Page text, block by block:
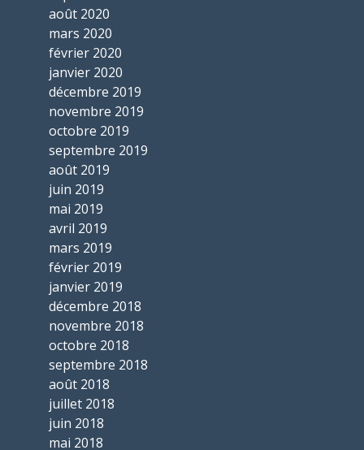
août 2020
mars 2020
février 2020
janvier 2020
décembre 2019
novembre 2019
octobre 2019
septembre 2019
août 2019
juin 2019
mai 2019
avril 2019
mars 2019
février 2019
janvier 2019
décembre 2018
novembre 2018
octobre 2018
septembre 2018
août 2018
juillet 2018
juin 2018
mai 2018